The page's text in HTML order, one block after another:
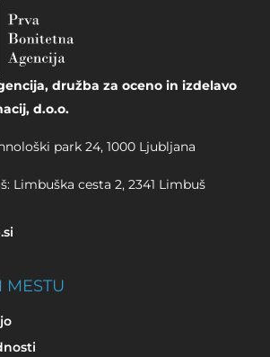
družba za oceno in izdelavo
d.o.o.
park 24, 1000 Ljubljana
Limbuška cesta 2, 2341 Limbuš
MESTU